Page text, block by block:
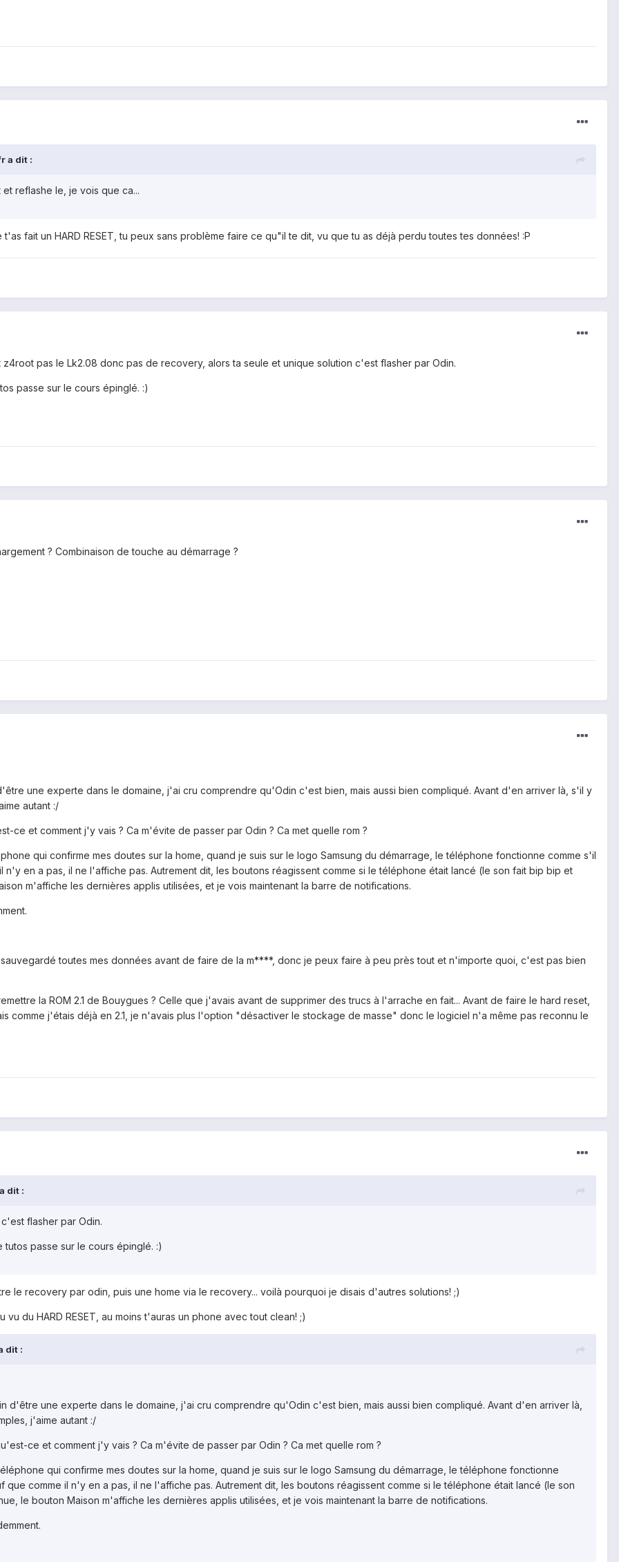
a dit :
reflashe le, je vois que ca...
fait un HARD RESET, tu peux sans problème faire ce qu"il te dit, vu que tu as déjà perdu toutes tes données! :P
pas le Lk2.08 donc pas de recovery, alors ta seule et unique solution c'est flasher par Odin.
passe sur le cours épinglé. :)
? Combinaison de touche au démarrage ?
une experte dans le domaine, j'ai cru comprendre qu'Odin c'est bien, mais aussi bien compliqué. Avant d'en arriver là, s'il y
autant :/
ce et comment j'y vais ? Ca m'évite de passer par Odin ? Ca met quelle rom ?
qui confirme mes doutes sur la home, quand je suis sur le logo Samsung du démarrage, le téléphone fonctionne comme s'il
n'y en a pas, il ne l'affiche pas. Autrement dit, les boutons réagissent comme si le téléphone était lancé (le son fait bip bip et
m'affiche les dernières applis utilisées, et je vois maintenant la barre de notifications.
toutes mes données avant de faire de la m****, donc je peux faire à peu près tout et n'importe quoi, c'est pas bien
la ROM 2.1 de Bouygues ? Celle que j'avais avant de supprimer des trucs à l'arrache en fait... Avant de faire le hard reset,
comme j'étais déjà en 2.1, je n'avais plus l'option "désactiver le stockage de masse" donc le logiciel n'a même pas reconnu le
dit :
flasher par Odin.
passe sur le cours épinglé. :)
le recovery par odin, puis une home via le recovery... voilà pourquoi je disais d'autres solutions! ;)
vu du HARD RESET, au moins t'auras un phone avec tout clean! ;)
dit :
d'être une experte dans le domaine, j'ai cru comprendre qu'Odin c'est bien, mais aussi bien compliqué. Avant d'en arriver là,
j'aime autant :/
ce et comment j'y vais ? Ca m'évite de passer par Odin ? Ca met quelle rom ?
qui confirme mes doutes sur la home, quand je suis sur le logo Samsung du démarrage, le téléphone fonctionne
que comme il n'y en a pas, il ne l'affiche pas. Autrement dit, les boutons réagissent comme si le téléphone était lancé (le son
le bouton Maison m'affiche les dernières applis utilisées, et je vois maintenant la barre de notifications.